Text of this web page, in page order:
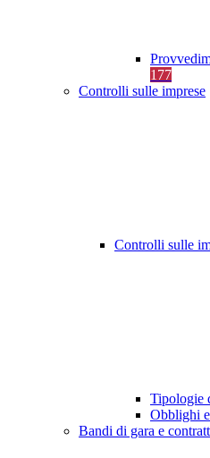
177
Controlli sulle imprese
Controlli sulle
Tipologie
Obblighi
Bandi di gara e